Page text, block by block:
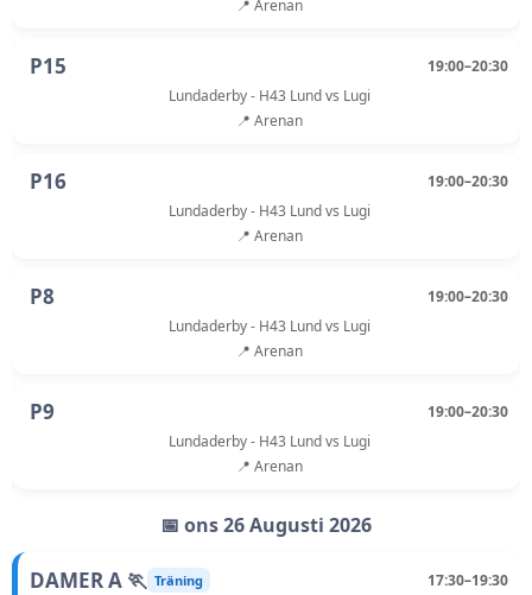
📍 Arenan
P15
19:00–20:30
Lundaderby - H43 Lund vs Lugi
📍 Arenan
P16
19:00–20:30
Lundaderby - H43 Lund vs Lugi
📍 Arenan
P8
19:00–20:30
Lundaderby - H43 Lund vs Lugi
📍 Arenan
P9
19:00–20:30
Lundaderby - H43 Lund vs Lugi
📍 Arenan
📅 ons 26 Augusti 2026
DAMER A 🏃 Träning
17:30–19:30